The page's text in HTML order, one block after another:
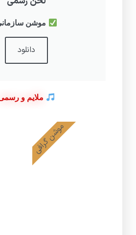
موشن
دانلود
ملایم و
موشن گرافی